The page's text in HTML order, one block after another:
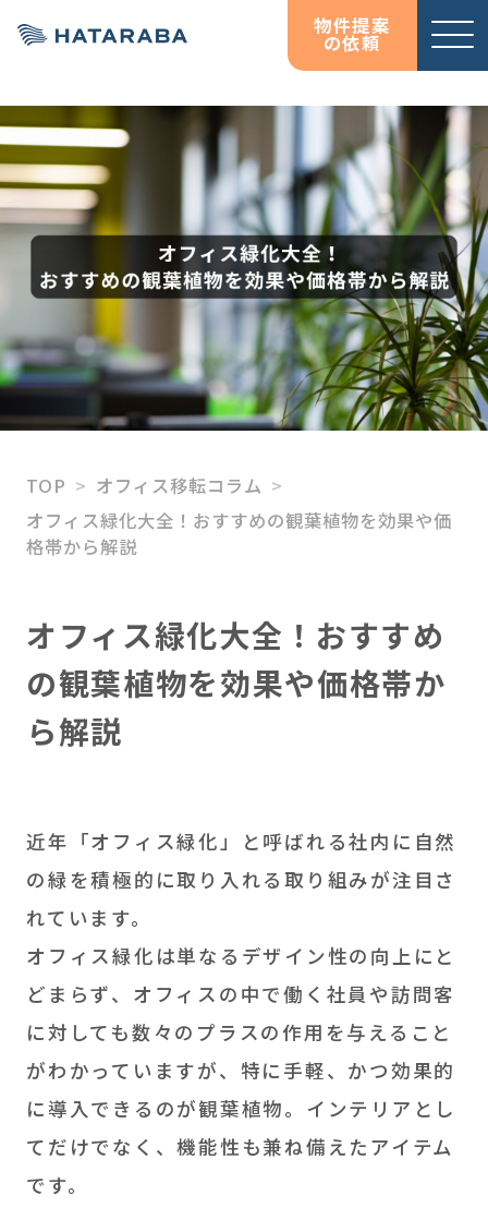
物件提案
の依頼
サービ
ス紹介
オフィス移転コンサルテ
ィング
HATARABAサーベイ
物件検索サイト
HATARABAオフィス
HATARABAリーシング・
プロパティマネジメント
HATARABA居抜き
HATARABAスタートアッ
M＆Aアドバイザリー
ソリューション事業
お役立
ち情報
資料ダウンロード
お役立
ち情報
資料ダウンロード
TOP
オフィス移転コラム
オフィス緑化大全！おすすめの観葉植物を効果や価
格帯から解説
オフィス緑化大全！おすすめ
の観葉植物を効果や価格帯か
ら解説
近年「オフィス緑化」と呼ばれる社内に自然
の緑を積極的に取り入れる取り組みが注目さ
れています。
オフィス緑化は単なるデザイン性の向上にと
どまらず、オフィスの中で働く社員や訪問客
に対しても数々のプラスの作用を与えること
がわかっていますが、特に手軽、かつ効果的
に導入できるのが観葉植物。インテリアとし
てだけでなく、機能性も兼ね備えたアイテム
です。